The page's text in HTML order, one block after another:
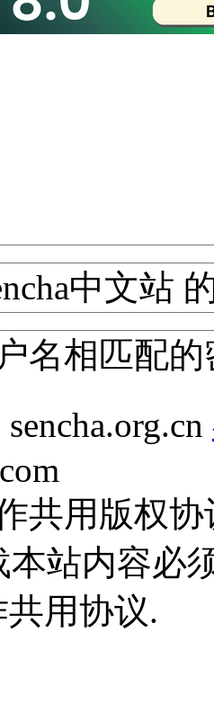
中文站
名相匹配的
共用版权
本站内容必
用协议.